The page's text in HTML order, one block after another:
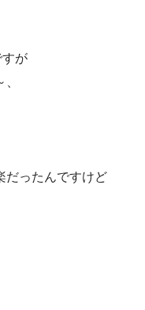
すが
だったんですけど